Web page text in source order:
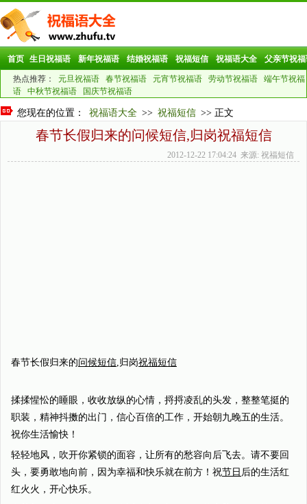
首页 生日祝福语 新年祝福语 结婚祝福语 祝福短信 祝福语大全 父亲节祝
热点推荐： 元旦祝福语 春节祝福语 元宵节祝福语 劳动节祝福语
端午节祝福
语
中秋节祝福语 国庆节祝福语
您现在的位置： 祝福语大全 >> 祝福短信 >> 正文
春节长假归来的问候短信,归岗祝福短信
2012-12-22 17:04:24 来源: 祝福短信
春节长假归来的问候短信,归岗祝福短信
揉揉惺忪的睡眼，收收放纵的心情，捋捋凌乱的头发，整整笔挺的
职装，精神抖擞的出门，信心百倍的工作，开始朝九晚五的生活。
祝你生活愉快！
轻轻地风，吹开你紧锁的面容，让所有的愁容向后飞去。请不要回
头，要勇敢地向前，因为幸福和快乐就在前方！祝节日 后的生活红
红火火，开心快乐。